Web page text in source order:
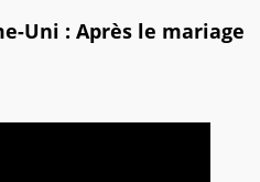
Uni : Après le mariage